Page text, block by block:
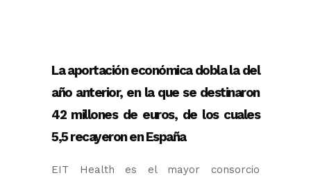
La aportación económica dobla la del
año anterior, en la que se destinaron
42 millones de euros, de los cuales
5,5 recayeron en España
EIT Health es el mayor consorcio